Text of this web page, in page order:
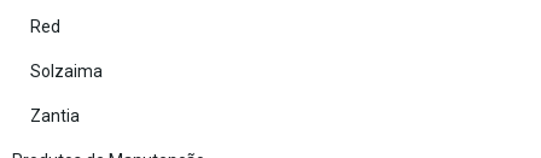
Red
Solzaima
Zantia